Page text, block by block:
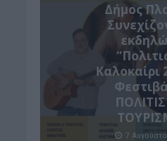
Δήμος
Καλοκαίρι
7